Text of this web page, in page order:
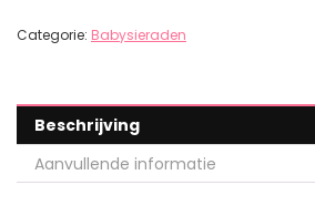
Categorie: Babysieraden
Beschrijving
Aanvullende informatie